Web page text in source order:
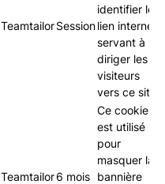
TeamtailorSession
identifier le
lien internet
servant à
diriger les
visiteurs
vers ce site.
Teamtailor6 mois
Ce cookie
est utilisé
pour
masquer la
bannière